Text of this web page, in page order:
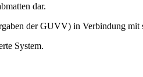
dar.
der GUVV) in Verbindung mit
System.